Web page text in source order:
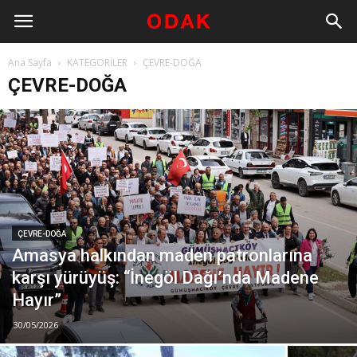
Ana Sayfa KATEGORİLER ÇEVRE-DOĞA
ÇEVRE-DOĞA
ÇEVRE-DOĞA
Amasya halkından maden patronlarına
karşı yürüyüş: “İnegöl Dağı’nda Madene
Hayır”
30/05/2026